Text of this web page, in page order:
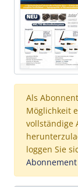
Als
Möglichkeit
vollständige
loggen Sie
Abonnement